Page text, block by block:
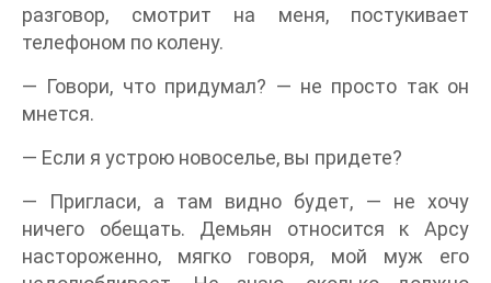
разговор, смотрит на меня, постукивает
телефоном по колену.
— Говори, что придумал? — не просто так он
мнется.
— Если я устрою новоселье, вы придете?
— Пригласи, а там видно будет, — не хочу
ничего обещать. Демьян относится к Арсу
настороженно, мягко говоря, мой муж его